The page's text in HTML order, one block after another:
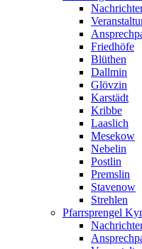
Friedhöfe
Blüthen
Dallmin
Glövzin
Karstädt
Kribbe
Laaslich
Mesekow
Nebelin
Postlin
Premslin
Stavenow
Strehlen
Pfarrsprengel